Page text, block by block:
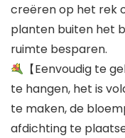
creëren op het rek
planten buiten het
ruimte besparen.
【Eenvoudig te
te hangen, het is
te maken, de
afdichting te